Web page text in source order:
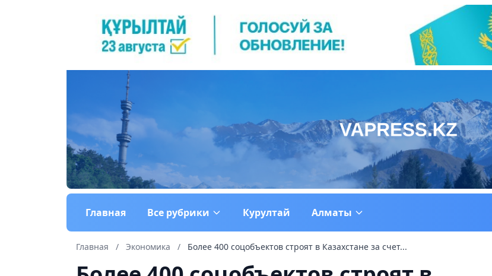
Главная Все рубрики Курултай Алматы
Главная / Экономика / Более 400 соцобъектов строят в Казахстане за счет...